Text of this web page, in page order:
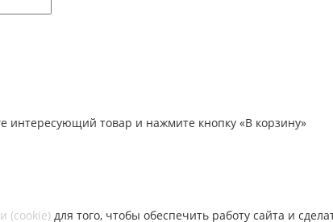
интересующий товар и нажмите кнопку «В корзину»
(cookie) для того, чтобы обеспечить работу сайта и